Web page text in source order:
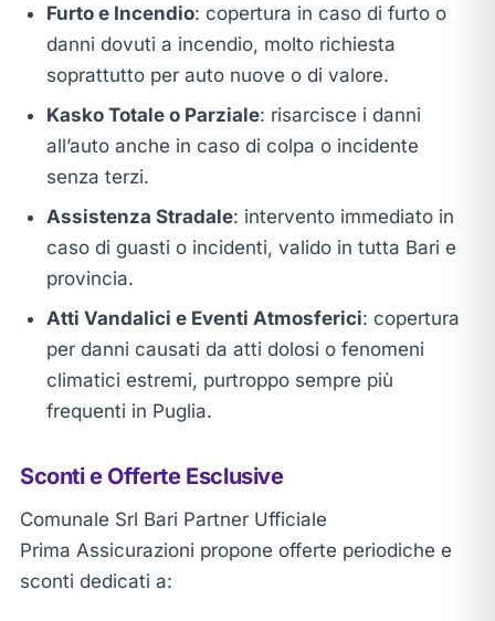
Furto e Incendio: copertura in caso di furto o
danni dovuti a incendio, molto richiesta
soprattutto per auto nuove o di valore.
Kasko Totale o Parziale: risarcisce i danni
all’auto anche in caso di colpa o incidente
senza terzi.
Assistenza Stradale: intervento immediato in
caso di guasti o incidenti, valido in tutta Bari e
provincia.
Atti Vandalici e Eventi Atmosferici: copertura
per danni causati da atti dolosi o fenomeni
climatici estremi, purtroppo sempre più
frequenti in Puglia.
Sconti e Offerte Esclusive
Comunale Srl Bari Partner Ufficiale
Prima Assicurazioni propone offerte periodiche e
sconti dedicati a: